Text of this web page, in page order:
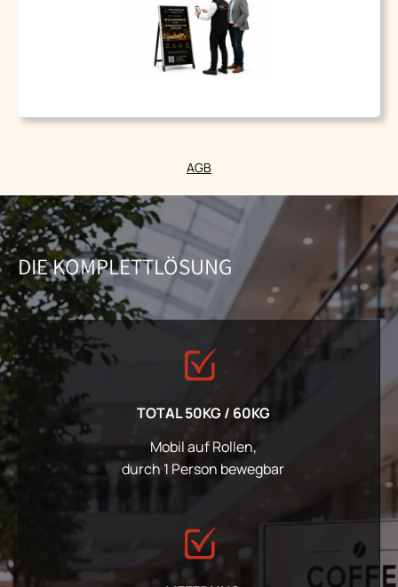
AGB
DIE KOMPLETTLÖSUNG
TOTAL 50KG / 60KG
Mobil auf Rollen,
durch 1 Person bewegbar